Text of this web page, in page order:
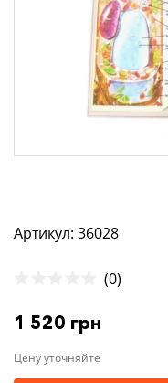
Артикул: 36028
(0)
1 520 грн
Цену уточняйте